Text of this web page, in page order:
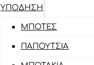
ΥΠΌΔΗΣΗ
ΜΠΌΤΕΣ
ΠΑΠΟΎΤΣΙΑ